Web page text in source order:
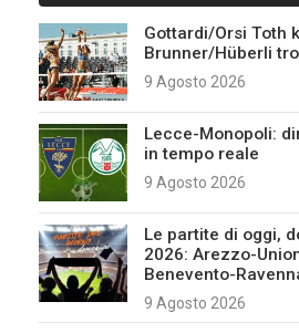
Gottardi/Orsi Toth
Brunner/Hüberli
9 Agosto 2026
Lecce-Monopoli:
in tempo reale
9 Agosto 2026
Le partite di oggi,
2026: Arezzo-
Benevento-
9 Agosto 2026